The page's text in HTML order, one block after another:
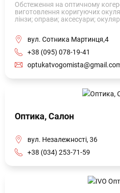
Обстеження на оптичному
виготовлення коригуючих окулярів для
лінзи; оправи; аксесуари;
вул. Сотника Мартинця,4
+38 (095) 078-19-41
Оптика, Салон
вул. Незалежності, 36
+38 (034) 253-71-59